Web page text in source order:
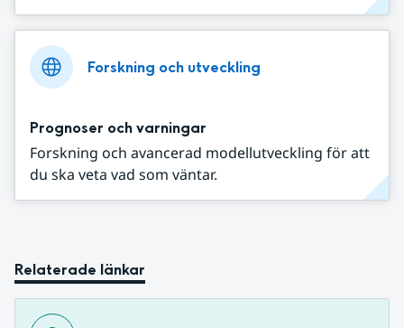
Forskning och utveckling
Prognoser och varningar
Forskning och avancerad modellutveckling för att
du ska veta vad som väntar.
Relaterade länkar